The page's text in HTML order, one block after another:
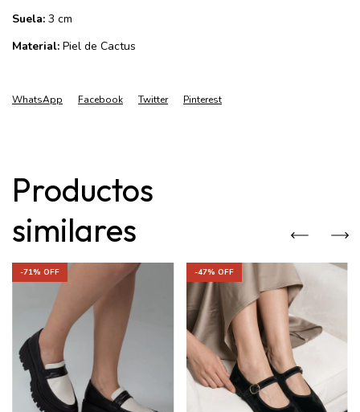
Suela: 3 cm
Material: Piel de Cactus
WhatsApp Facebook Twitter Pinterest
Productos
similares
-71% OFF -47% OFF